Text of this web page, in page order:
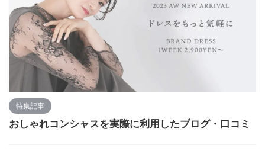
特集記事
おしゃれコンシャスを実際に利用したブログ・口コミ